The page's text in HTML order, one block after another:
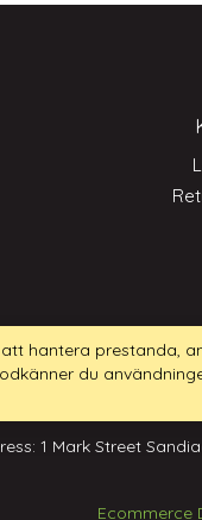
1 Mark Street
Ecommerce
hantera prestanda,
du